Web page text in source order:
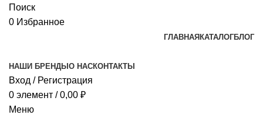
Поиск
0 Избранное
ГЛАВНАЯ КАТАЛОГБЛОГ
НАШИ БРЕНДЫ О НАСКОНТАКТЫ
Вход / Регистрация
0 элемент / 0,00 ₽
Меню